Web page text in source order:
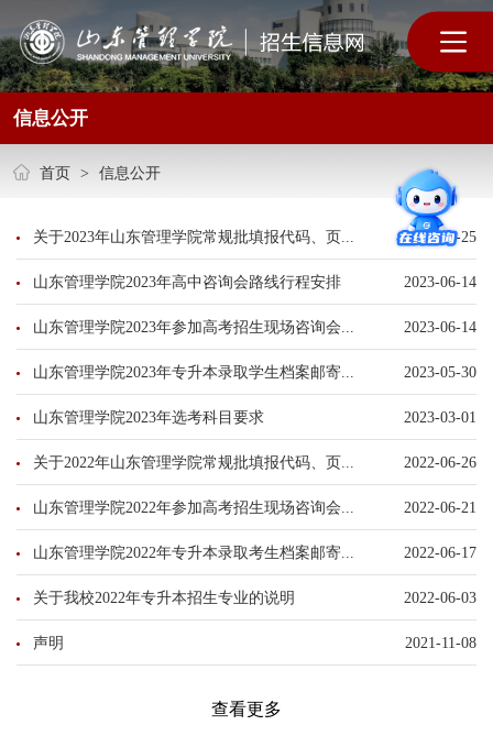
信息公开
首页 > 信息公开
关于2023年山东管理学院常规批填报代码、页... 2023-06-25
山东管理学院2023年高中咨询会路线行程安排 2023-06-14
山东管理学院2023年参加高考招生现场咨询会... 2023-06-14
山东管理学院2023年专升本录取学生档案邮寄... 2023-05-30
山东管理学院2023年选考科目要求 2023-03-01
关于2022年山东管理学院常规批填报代码、页... 2022-06-26
山东管理学院2022年参加高考招生现场咨询会... 2022-06-21
山东管理学院2022年专升本录取考生档案邮寄... 2022-06-17
关于我校2022年专升本招生专业的说明 2022-06-03
声明 2021-11-08
查看更多